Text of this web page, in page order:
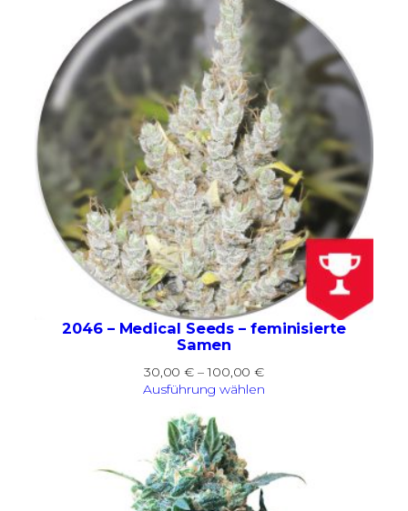
2046 – Medical Seeds – feminisierte
Samen
30,00€ –100,00€Preisspanne:
30,00 €
Ausführung wählen